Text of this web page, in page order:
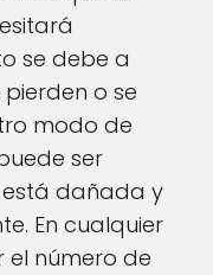
se debe a
pierden o se
modo de
ser
dañada y
En cualquier
el número de